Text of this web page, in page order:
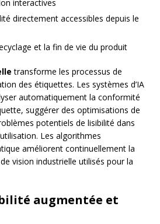
interactives
directement accessibles depuis le
et la fin de vie du produit
transforme les processus de
des étiquettes. Les systèmes d’IA
automatiquement la conformité
suggérer des optimisations de
potentiels de lisibilité dans
Les algorithmes
améliorent continuellement la
vision industrielle utilisés pour la
augmentée et